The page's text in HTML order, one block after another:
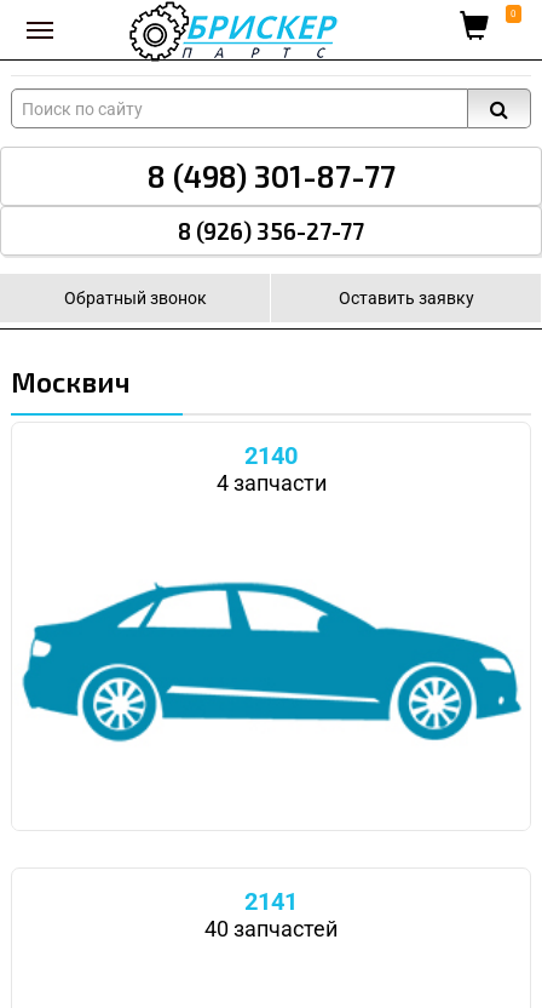
Вход для поставщиков 0
8 (498) 301-87-77
8 (926) 356-27-77
Обратный звонок Оставить заявку
Москвич
2140
4 запчасти
2141
40 запчастей